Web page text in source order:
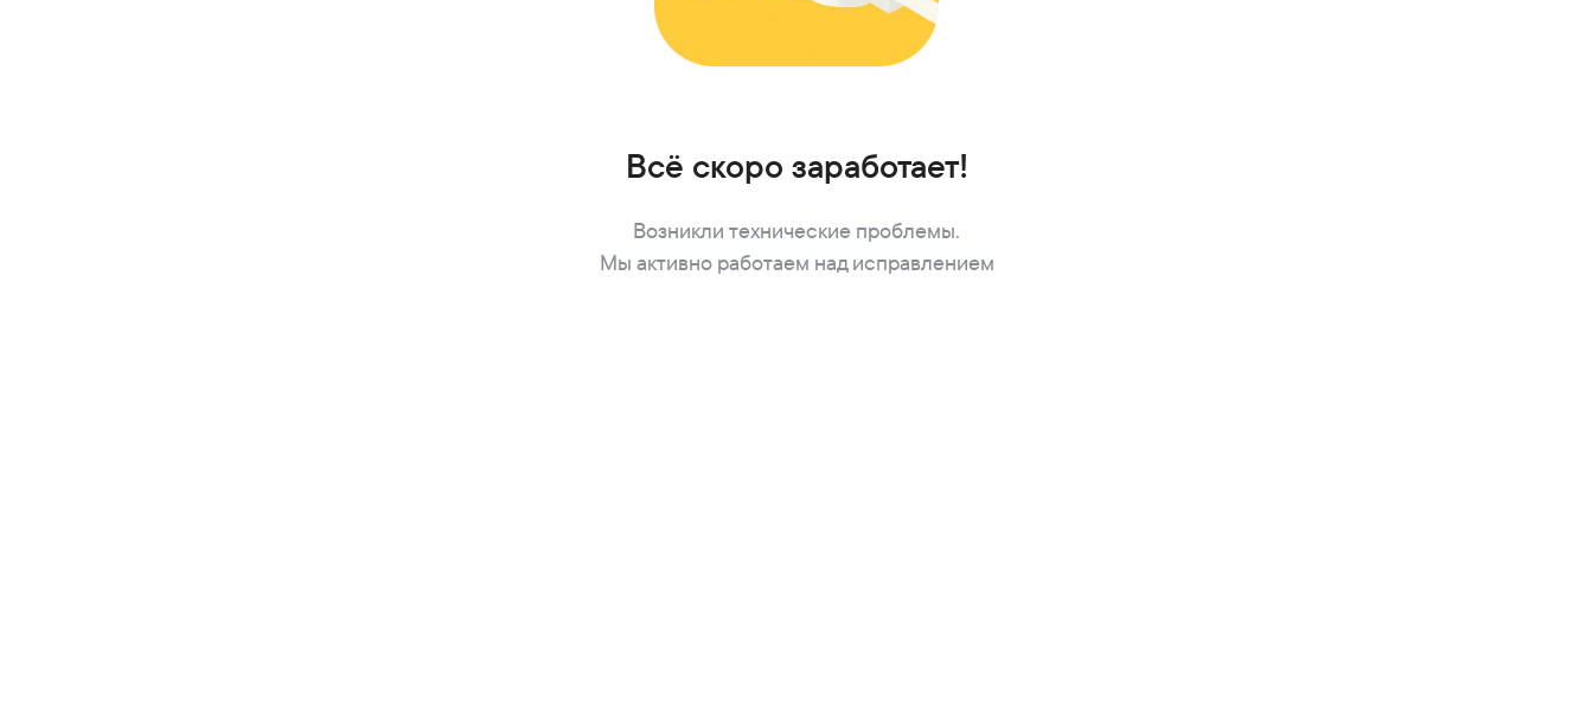
Всё скоро заработает!
Возникли технические проблемы.
Мы активно работаем над исправлением